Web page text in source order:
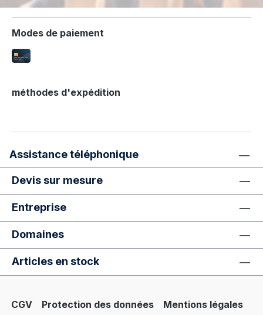
Modes de paiement
méthodes d'expédition
Assistance téléphonique
Devis sur mesure
Entreprise
Domaines
Articles en stock
CGV Protection des données Mentions légales